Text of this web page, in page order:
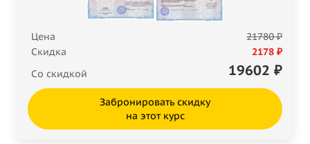
Цена
21780 ₽
Скидка
2178 ₽
Со скидкой
19602 ₽
Забронировать скидку
на этот курс